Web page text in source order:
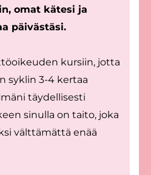
omat kätesi ja
päivästäsi.
kursiin, jotta
syklin 3-4 kertaa
täydellisesti
sinulla on taito, joka
välttämättä enää